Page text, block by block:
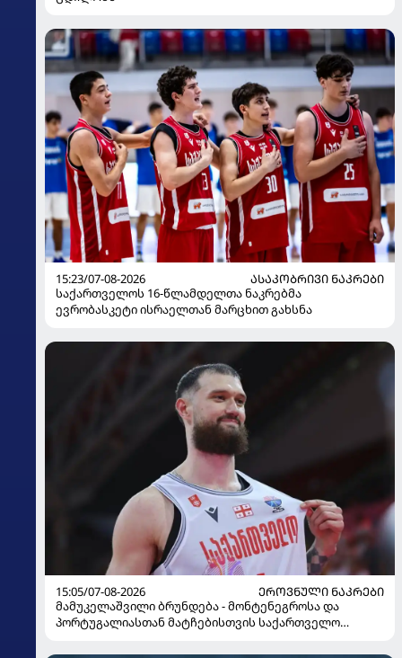
15:23/07-08-2026
ᲐᲡᲐᲙᲝᲑᲠᲘᲕᲘ ᲜᲐᲙᲠᲔᲑᲘ
საქართველოს 16-წლამდელთა ნაკრებმა
ევრობასკეტი ისრაელთან მარცხით გახსნა
15:05/07-08-2026
ᲔᲠᲝᲕᲜᲣᲚᲘ ᲜᲐᲙᲠᲔᲑᲘ
მამუკელაშვილი ბრუნდება - მონტენეგროსა და
პორტუგალიასთან მატჩებისთვის საქართველო